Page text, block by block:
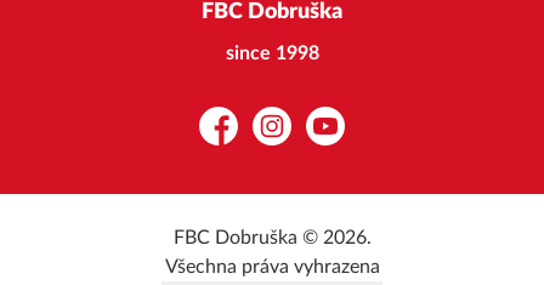
FBC Dobruška
since 1998
FacebookInstagramYouTube
FBC Dobruška © 2026.
Všechna práva vyhrazena